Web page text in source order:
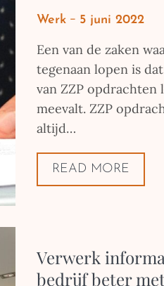
Werk
Posted
5 juni 2022
Een van de zaken
tegenaan lopen is
van ZZP opdrachten
meevalt. ZZP
altijd…
READ MORE
Verwerk
bedrijf beter